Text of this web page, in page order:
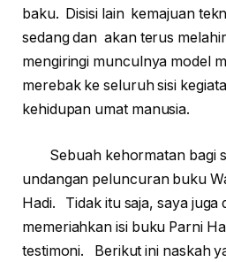
baku. Disisi lain kemajuan
sedang dan akan terus
mengiringi munculnya model
merebak ke seluruh sisi
kehidupan umat manusia.
Sebuah kehormatan bagi
undangan peluncuran buku
Hadi. Tidak itu saja, saya juga
memeriahkan isi buku Parni
testimoni. Berikut ini naskah